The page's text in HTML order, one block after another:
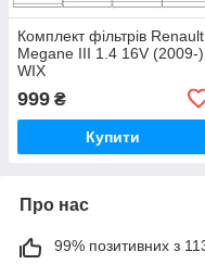
Комплект фільтрів Renault
Megane III 1.4 16V (2009-)
WIX
999 ₴
Купити
Про нас
99% позитивних з